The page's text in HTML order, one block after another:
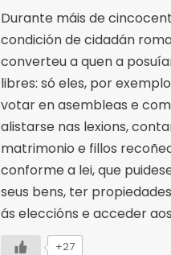
Durante máis de
condición de cidadán
converteu a quen a
libres: só eles, por
votar en asembleas e
alistarse nas lexions,
matrimonio e fillos
conforme a lei, que
seus bens, ter
ás eleccións e acceder
+27